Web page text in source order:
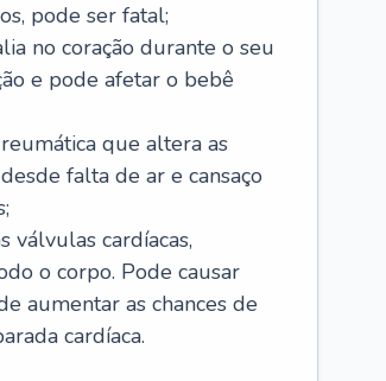
pode ser fatal;
no coração durante o seu
e pode afetar o bebê
que altera as
falta de ar e cansaço
válvulas cardíacas,
o corpo. Pode causar
aumentar as chances de
cardíaca.